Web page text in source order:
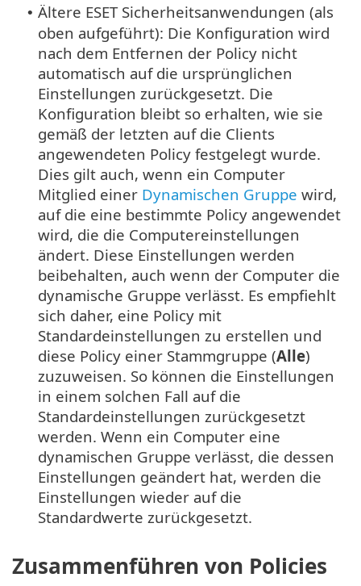
• Ältere ESET Sicherheitsanwendungen (als
oben aufgeführt): Die Konfiguration wird
nach dem Entfernen der Policy nicht
automatisch auf die ursprünglichen
Einstellungen zurückgesetzt. Die
Konfiguration bleibt so erhalten, wie sie
gemäß der letzten auf die Clients
angewendeten Policy festgelegt wurde.
Dies gilt auch, wenn ein Computer
Mitglied einer Dynamischen Gruppe wird,
auf die eine bestimmte Policy angewendet
wird, die die Computereinstellungen
ändert. Diese Einstellungen werden
beibehalten, auch wenn der Computer die
dynamische Gruppe verlässt. Es empfiehlt
sich daher, eine Policy mit
Standardeinstellungen zu erstellen und
diese Policy einer Stammgruppe (Alle)
zuzuweisen. So können die Einstellungen
in einem solchen Fall auf die
Standardeinstellungen zurückgesetzt
werden. Wenn ein Computer eine
dynamischen Gruppe verlässt, die dessen
Einstellungen geändert hat, werden die
Einstellungen wieder auf die
Standardwerte zurückgesetzt.
Zusammenführen von Policies